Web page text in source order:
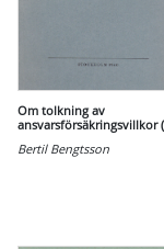
Om tolkning av
ansvarsförsäkringsvillkor
Bertil Bengtsson